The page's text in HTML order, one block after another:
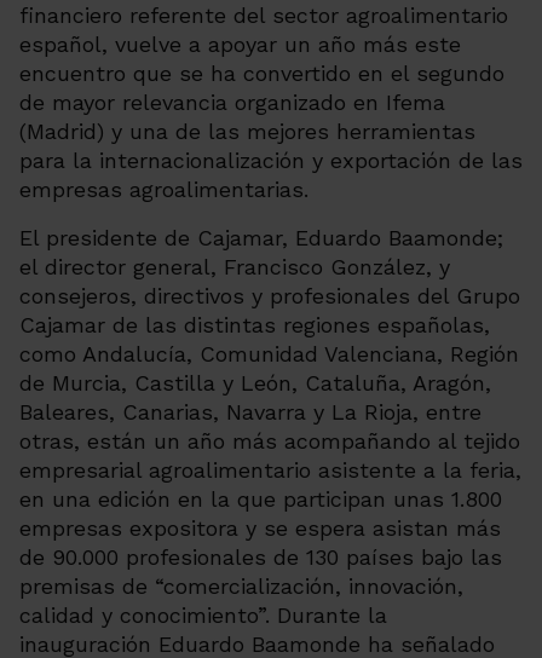
financiero referente del sector agroalimentario
español, vuelve a apoyar un año más este
encuentro que se ha convertido en el segundo
de mayor relevancia organizado en Ifema
(Madrid) y una de las mejores herramientas
para la internacionalización y exportación de las
empresas agroalimentarias.
El presidente de Cajamar, Eduardo Baamonde;
el director general, Francisco González, y
consejeros, directivos y profesionales del Grupo
Cajamar de las distintas regiones españolas,
como Andalucía, Comunidad Valenciana, Región
de Murcia, Castilla y León, Cataluña, Aragón,
Baleares, Canarias, Navarra y La Rioja, entre
otras, están un año más acompañando al tejido
empresarial agroalimentario asistente a la feria,
en una edición en la que participan unas 1.800
empresas expositora y se espera asistan más
de 90.000 profesionales de 130 países bajo las
premisas de “comercialización, innovación,
calidad y conocimiento”. Durante la
inauguración Eduardo Baamonde ha señalado